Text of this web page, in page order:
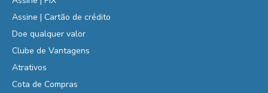
Assine | Cartão de crédito
Doe qualquer valor
Clube de Vantagens
Atrativos
Cota de Compras